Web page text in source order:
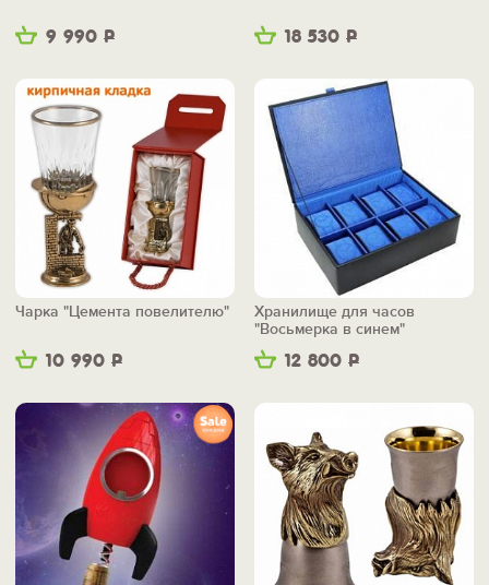
9 990 Р 18 530 Р
10 990 Р
Чарка "Цемента повелителю"
12 800 Р
Хранилище для часов
"Восьмерка в синем"